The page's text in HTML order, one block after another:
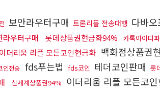
보안라우터구매 트론리플 전송대행 다바
라우터구매 롯데상품권현금화94% 카톡아이디
이더리움 리플 모든코인현금화 백화점상품권
인전송 fds푸는법 fds코인 테더코인판매 롯
신세계상품권94% 이더리움 리플 모든코